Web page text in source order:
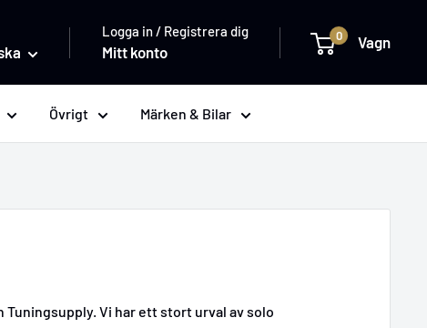
Logga in / Registrera dig
Mitt konto
0 Vagn
Övrigt Märken & Bilar
Vi har ett stort urval av solo